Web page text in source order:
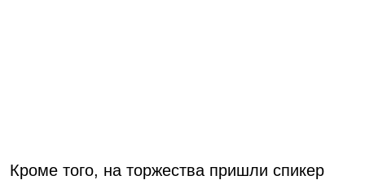
Кроме того, на торжества пришли спикер